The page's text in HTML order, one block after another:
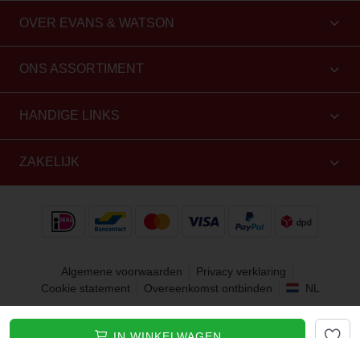
OVER EVANS & WATSON
ONS ASSORTIMENT
HANDIGE LINKS
ZAKELIJK
Algemene voorwaarden
Privacy verklaring
Cookie statement
Overeenkomst ontbinden NL
Copyright 2010 - 2026 Evans & Watson. Alle rechten